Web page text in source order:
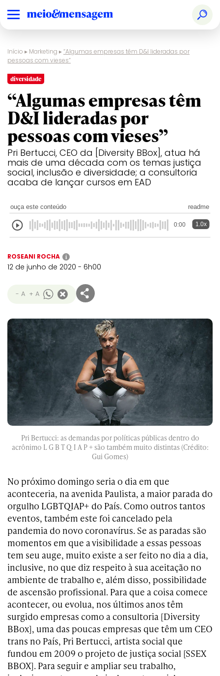
Início ▸ Marketing ▸“Algumas empresas têm D&I lideradas por
pessoas com vieses”
diversidade
“Algumas empresas têm
D&I lideradas por
pessoas com vieses”
Pri Bertucci, CEO da [Diversity BBox], atua há
mais de uma década com os temas justiça
social, inclusão e diversidade; a consultoria
acaba de lançar cursos em EAD
ouça este conteúdo readme
0:00 1.0x
ROSEANI ROCHA i
12 de junho de 2020 - 6h00
- A + A
Pri Bertucci: as demandas por políticas públicas dentro do
acrônimo L G B T Q I A P + são também muito distintas (Crédito:
Gui Gomes)
No próximo domingo seria o dia em que
aconteceria, na avenida Paulista, a maior parada do
orgulho LGBTQIAP+ do País. Como outros tantos
eventos, também este foi cancelado pela
pandemia do novo coronavírus. Se as paradas são
momentos em que a visibilidade a essas pessoas
tem seu auge, muito existe a ser feito no dia a dia,
inclusive, no que diz respeito à sua aceitação no
ambiente de trabalho e, além disso, possibilidade
de ascensão profissional. Para que a coisa comece
acontecer, ou evolua, nos últimos anos têm
surgido empresas como a consultoria [Diversity
BBox], uma das poucas empresas que têm um CEO
trans no País, Pri Bertucci, artista social que
fundou em 2009 o projeto de justiça social [SSEX
BBOX]. Para seguir e ampliar seu trabalho,